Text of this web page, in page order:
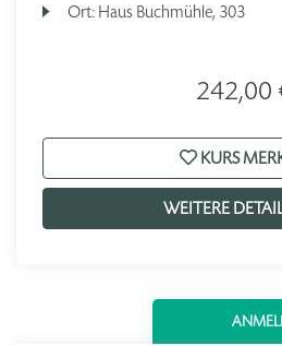
Ort: Haus Buchmühle, 303
242,00
KURS
WEITERE